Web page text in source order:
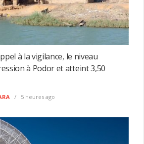
à la vigilance, le niveau
à Podor et atteint 3,50
5 heures ago